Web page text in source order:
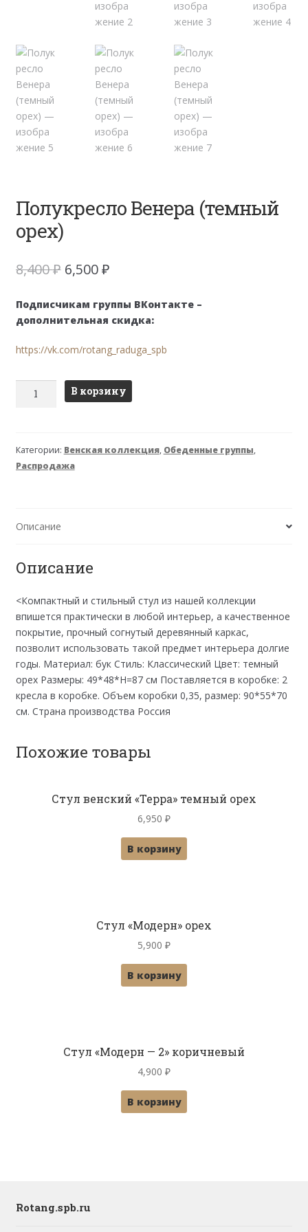
Полукресло Венера (темный
орех)
8,400₽ Первоначальная
составляла
8,400 ₽.
6,500₽Текущая
6,500 ₽.
Подписчикам группы ВКонтакте –
дополнительная скидка:
https://vk.com/rotang_raduga_spb
Количество
(темный
орех)
В корзину
Категории: Венская коллекция, Обеденные группы,
Распродажа
Описание
Описание
<Компактный и стильный стул из нашей коллекции
впишется практически в любой интерьер, а качественное
покрытие, прочный согнутый деревянный каркас,
позволит использовать такой предмет интерьера долгие
годы. Материал: бук Стиль: Классический Цвет: темный
орех Размеры: 49*48*Н=87 см Поставляется в коробке: 2
кресла в коробке. Объем коробки 0,35, размер: 90*55*70
см. Страна производства Россия
Похожие товары
Стул венский «Терра» темный орех
6,950 ₽
В корзину
Стул «Модерн» орех
5,900 ₽
В корзину
Стул «Модерн — 2» коричневый
4,900 ₽
В корзину
Rotang.spb.ru